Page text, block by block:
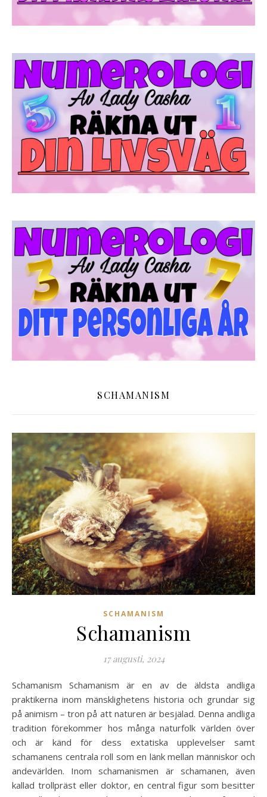
SCHAMANISM
SCHAMANISM
Schamanism
17 augusti, 2024
Schamanism Schamanism är en av de äldsta andliga
praktikerna inom mänsklighetens historia och grundar sig
på animism – tron på att naturen är besjälad. Denna andliga
tradition förekommer hos många naturfolk världen över
och är känd för dess extatiska upplevelser samt
schamanens centrala roll som en länk mellan människor och
andevärlden. Inom schamanismen är schamanen, även
kallad trollpräst eller doktor, en central figur som besitter